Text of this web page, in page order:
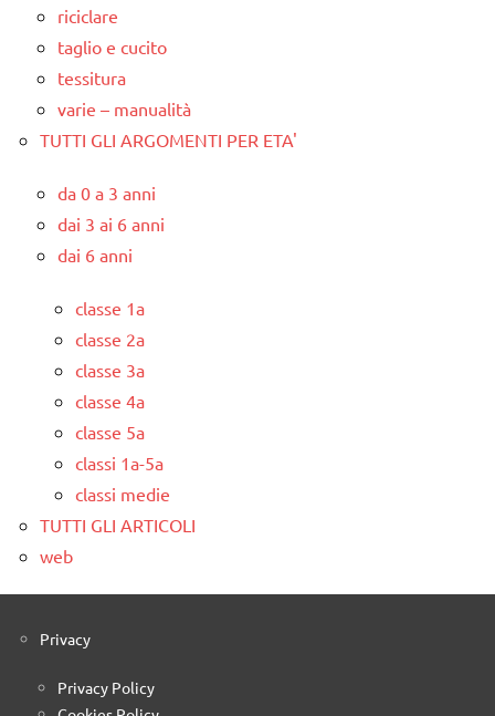
riciclare
taglio e cucito
tessitura
varie – manualità
TUTTI GLI ARGOMENTI PER ETA'
da 0 a 3 anni
dai 3 ai 6 anni
dai 6 anni
classe 1a
classe 2a
classe 3a
classe 4a
classe 5a
classi 1a-5a
classi medie
TUTTI GLI ARTICOLI
web
Privacy
Privacy Policy